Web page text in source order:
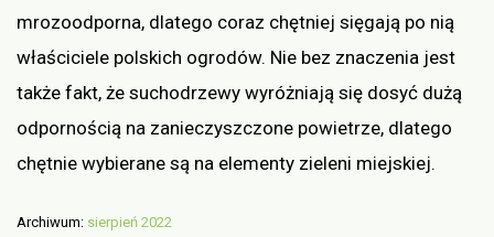
mrozoodporna, dlatego coraz chętniej sięgają po nią
właściciele polskich ogrodów. Nie bez znaczenia jest
także fakt, że suchodrzewy wyróżniają się dosyć dużą
odpornością na zanieczyszczone powietrze, dlatego
chętnie wybierane są na elementy zieleni miejskiej.
Archiwum: sierpień 2022